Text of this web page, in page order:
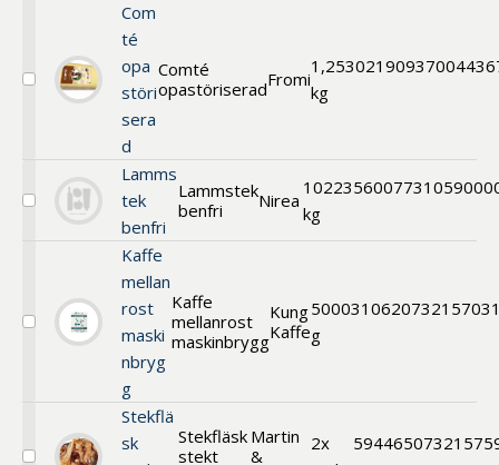
Välj
Com
té
opa
störi
sera
d
Comté
opastöriseradFromi
1,25
kg
302190
Välj
benfri
Lamms
tek
benfri
Lammstek
benfri
Nirea
10
kg
223560
Välj
Kaffe
mellan
rost
maski
nbryg
g
Kaffe
mellanrost
maskinbrygg
Kung
Kaffe
500
g
031062
Stekflä
sk
Stekfläsk
stekt
Martin
&
2x
594465